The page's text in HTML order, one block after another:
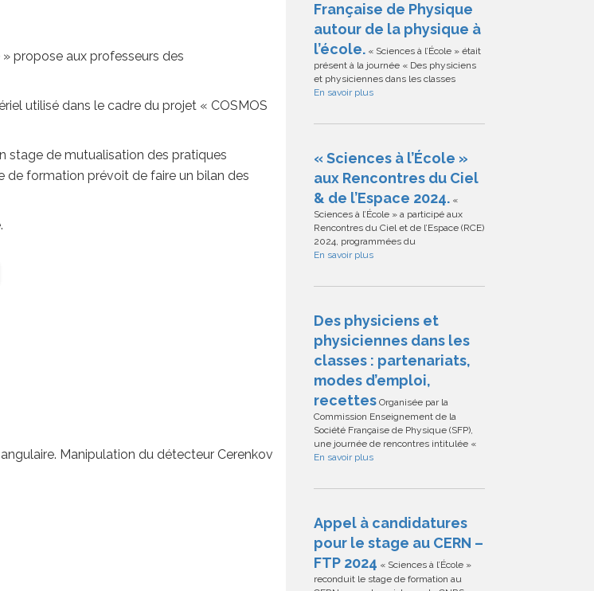
propose aux professeurs des
utilisé dans le cadre du projet « COSMOS
stage de mutualisation des pratiques
de formation prévoit de faire un bilan des
Manipulation du détecteur Cerenkov
Française de Physique
autour de la physique à
l’école. « Sciences à l’École » était
présent à la journée « Des physiciens
et physiciennes dans les classes
En savoir plus
« Sciences à l’École »
aux Rencontres du Ciel
& de l’Espace 2024. «
Sciences à l’École » a participé aux
Rencontres du Ciel et de l’Espace (RCE)
2024, programmées du
En savoir plus
Des physiciens et
physiciennes dans les
classes : partenariats,
modes d’emploi,
recettes Organisée par la
Commission Enseignement de la
Société Française de Physique (SFP),
une journée de rencontres intitulée «
En savoir plus
Appel à candidatures
pour le stage au CERN –
FTP 2024 « Sciences à l’École »
reconduit le stage de formation au